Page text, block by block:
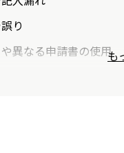
り
異なる申請書の使用も